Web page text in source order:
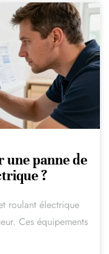
une panne de
?
roulant électrique
Ces équipements